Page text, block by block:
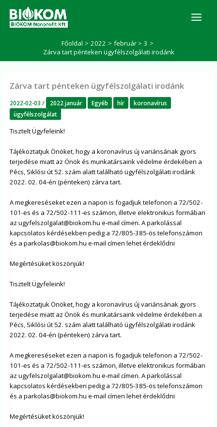
content
Főoldal 2022 február
3
Zárva tart pénteken ügyfélszolgálati irodánk
Zárva tart pénteken ügyfélszolgálati irodánk
2022-02-03/ 2022 január Egyéb hír
koronavírus
ügyfélszolgálat
Tisztelt Ügyfeleink!
Tájékoztatjuk Önöket, hogy a koronavírus új variánsának gyors
terjedése miatt az Önök és munkatársaink védelme érdekében a
Pécs, Siklósi út 52. szám alatt található ügyfélszolgálati irodánk
2022. 02. 04-én (pénteken) zárva tart.
A megkereséseket ezen a napon is fogadjuk telefonon a 72/502-
101-es és a 72/502-111-es számon, illetve elektronikus formában
az ugyfelszolgalat@biokom.hu e-mail címen. A parkolással
kapcsolatos kérdésekben pedig a 72/805-385-ös telefonszámon
és a parkolas@biokom.hu e-mail címen lehet érdeklődni
Megértésüket köszönjük!
Tisztelt Ügyfeleink!
Tájékoztatjuk Önöket, hogy a koronavírus új variánsának gyors
terjedése miatt az Önök és munkatársaink védelme érdekében a
Pécs, Siklósi út 52. szám alatt található ügyfélszolgálati irodánk
2022. 02. 04-én (pénteken) zárva tart.
A megkereséseket ezen a napon is fogadjuk telefonon a 72/502-
101-es és a 72/502-111-es számon, illetve elektronikus formában
az ugyfelszolgalat@biokom.hu e-mail címen. A parkolással
kapcsolatos kérdésekben pedig a 72/805-385-ös telefonszámon
és a parkolas@biokom.hu e-mail címen lehet érdeklődni
Megértésüket köszönjük!
e
r
s